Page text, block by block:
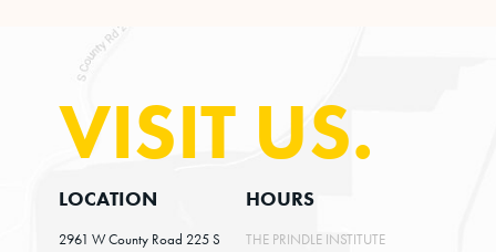
VISIT US.
LOCATION
2961 W County Road 225 S
HOURS
THE PRINDLE INSTITUTE